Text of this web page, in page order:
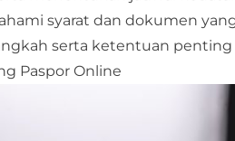
syarat dan dokumen
serta ketentuan
Paspor Online